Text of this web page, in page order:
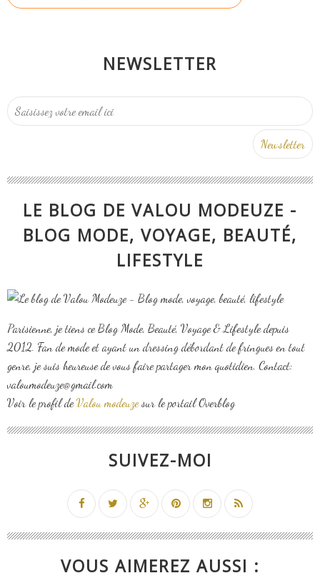
NEWSLETTER
LE BLOG DE VALOU MODEUZE -
BLOG MODE, VOYAGE, BEAUTÉ,
LIFESTYLE
Parisienne, je tiens ce Blog Mode, Beauté, Voyage & Lifestyle depuis
2012. Fan de mode et ayant un dressing débordant de fringues en tout
genre, je suis heureuse de vous faire partager mon quotidien. Contact:
valoumodeuze@gmail.com
Voir le profil deValou modeuzesur le portail Overblog
SUIVEZ-MOI
VOUS AIMEREZ AUSSI :